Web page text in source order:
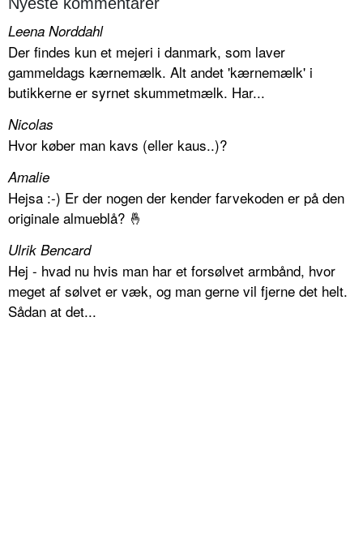
Nyeste kommentarer
Leena Norddahl
Der findes kun et mejeri i danmark, som laver
gammeldags kærnemælk. Alt andet 'kærnemælk' i
butikkerne er syrnet skummetmælk. Har...
Nicolas
Hvor køber man kavs (eller kaus..)?
Amalie
Hejsa :-) Er der nogen der kender farvekoden er på den
originale almueblå? 🤞
Ulrik Bencard
Hej - hvad nu hvis man har et forsølvet armbånd, hvor
meget af sølvet er væk, og man gerne vil fjerne det helt.
Sådan at det...